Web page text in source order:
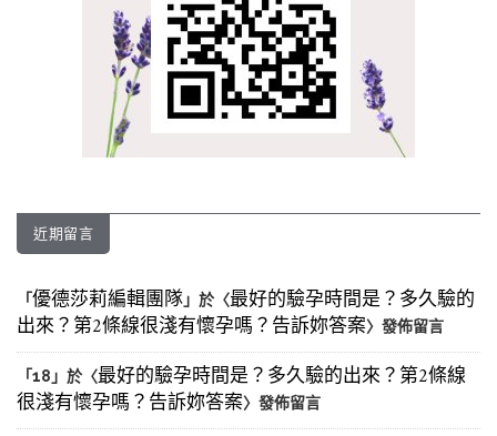
近期留言
「優德莎莉編輯團隊」於〈最好的驗孕時間是？多久驗的
出來？第2條線很淺有懷孕嗎？告訴妳答案〉發佈留言
「18 」於〈最好的驗孕時間是？多久驗的出來？第2條線
很淺有懷孕嗎？告訴妳答案〉發佈留言